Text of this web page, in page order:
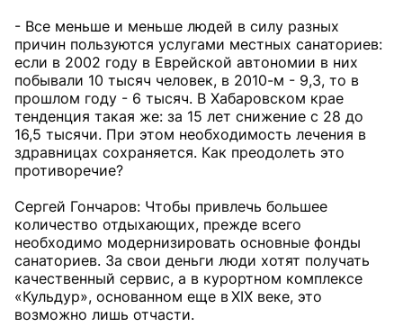
- Все меньше и меньше людей в силу разных
причин пользуются услугами местных санаториев:
если в 2002 году в Еврейской автономии в них
побывали 10 тысяч человек, в 2010-м - 9,3, то в
прошлом году - 6 тысяч. В Хабаровском крае
тенденция такая же: за 15 лет снижение с 28 до
16,5 тысячи. При этом необходимость лечения в
здравницах сохраняется. Как преодолеть это
противоречие?
Сергей Гончаров: Чтобы привлечь большее
количество отдыхающих, прежде всего
необходимо модернизировать основные фонды
санаториев. За свои деньги люди хотят получать
качественный сервис, а в курортном комплексе
«Кульдур», основанном еще в XIX веке, это
возможно лишь отчасти.